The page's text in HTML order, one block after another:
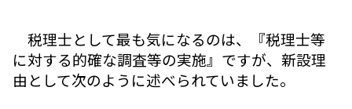
税理士として最も気になるのは、『税理士等
に対する的確な調査等の実施』ですが、新設理
由として次のように述べられていました。